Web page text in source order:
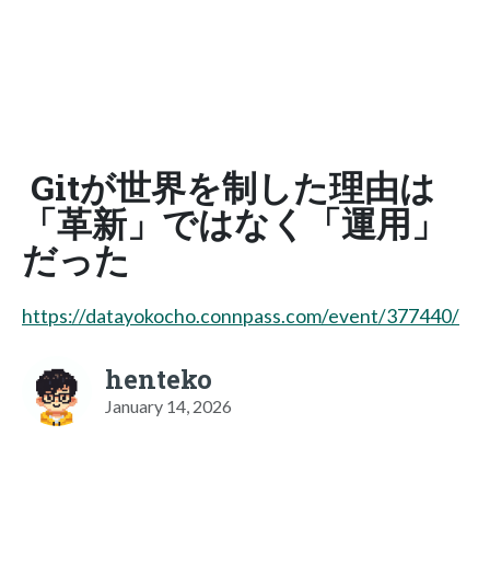
Gitが世界を制した理由は
「革新」ではなく「運用」
だった
https://datayokocho.connpass.com/event/377440/
henteko
January 14, 2026